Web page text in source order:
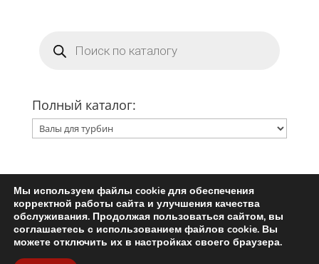
товаров
Полный каталог:
Главная
Ремкомплект турбины
Запчасти для турбин
Пользовательское соглашение
Политика конфиденциальности
Мы используем файлы cookie для обеспечения
корректной работы сайта и улучшения качества
обслуживания. Продолжая пользоваться сайтом, вы
соглашаетесь с использованием файлов cookie. Вы
можете отключить их в настройках своего браузера.